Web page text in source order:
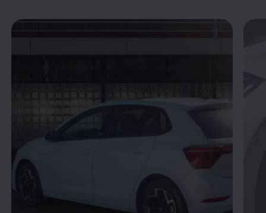
Enable fullscreen mode